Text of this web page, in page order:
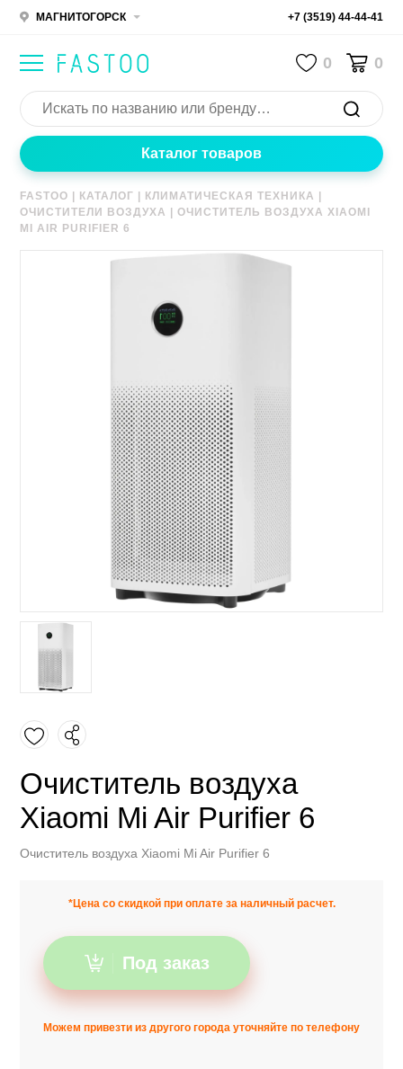
МАГНИТОГОРСК +7 (3519) 44-44-41
0 0
Каталог товаров
FASTOO КАТАЛОГ КЛИМАТИЧЕСКАЯ ТЕХНИКА
ОЧИСТИТЕЛИ ВОЗДУХА
|ОЧИСТИТЕЛЬ ВОЗДУХА XIAOMI
MI AIR PURIFIER 6
Очиститель воздуха
Xiaomi Mi Air Purifier 6
Очиститель воздуха Xiaomi Mi Air Purifier 6
*Цена со скидкой при оплате за наличный расчет.
Под заказ
Можем привезти из другого города уточняйте по телефону